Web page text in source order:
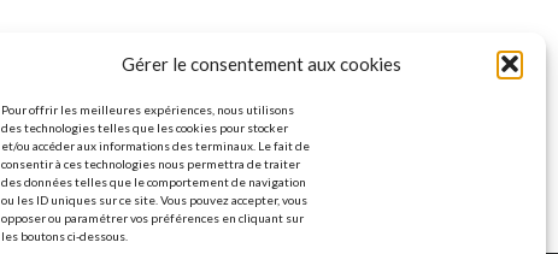
Gérer le consentement aux cookies
Pour offrir les meilleures expériences, nous utilisons
des technologies telles que les cookies pour stocker
et/ou accéder aux informations des terminaux. Le fait de
consentir à ces technologies nous permettra de traiter
des données telles que le comportement de navigation
ou les ID uniques sur ce site. Vous pouvez accepter, vous
opposer ou paramétrer vos préférences en cliquant sur
les boutons ci-dessous.